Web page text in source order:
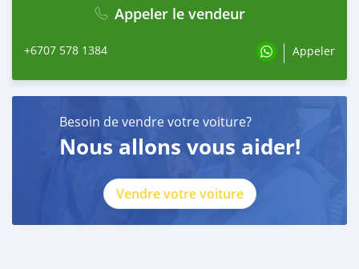
Appeler le vendeur
+6707 578 1384 Appeler
Besoin de vendre votre voiture?
Nous allons vous aider!
Vendre votre voiture